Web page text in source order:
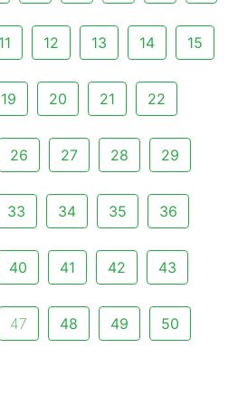
11 12 13 14 15
19 20 21 22
26 27 28 29
33 34 35 36
40 41 42 43
47 48 49 50